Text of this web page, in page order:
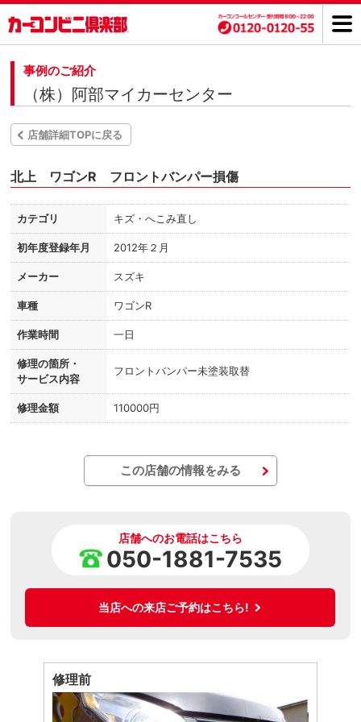
事例のご紹介
（株）阿部マイカーセンター
店舗詳細TOPに戻る
北上 ワゴンR フロントバンパー損傷
カテゴリ キズ・へこみ直し
初年度登録年月 2012年２月
メーカー スズキ
車種 ワゴンR
作業時間 一日
修理の箇所・
サービス内容
フロントバンパー未塗装取替
修理金額 110000円
この店舗の情報をみる
店舗へのお電話はこちら
050-1881-7535
当店への来店ご予約はこちら!
修理前